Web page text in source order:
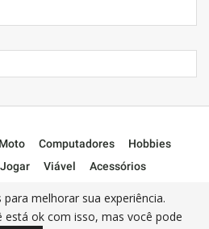
Computadores
Hobbies
Jogar Viável
Acessórios
melhorar sua experiência.
está ok com isso, mas você pode